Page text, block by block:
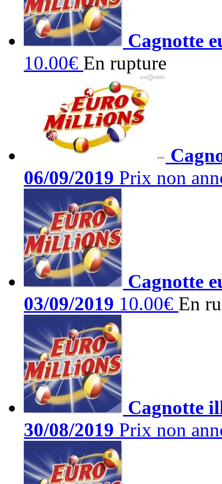
Cagnotte
10.00€ En rupture
06/09/2019 Prix non
Cagnotte
03/09/2019 10.00€ En
Cagnotte
30/08/2019 Prix non